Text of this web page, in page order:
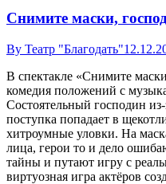
Снимите маски,
By Театр "Благодать"
В спектакле «Снимите
комедия положений с
Состоятельный господин
поступка попадает в
хитроумные уловки. На
лица, герои то и дело
тайны и путают игру с
виртуозная игра актёров